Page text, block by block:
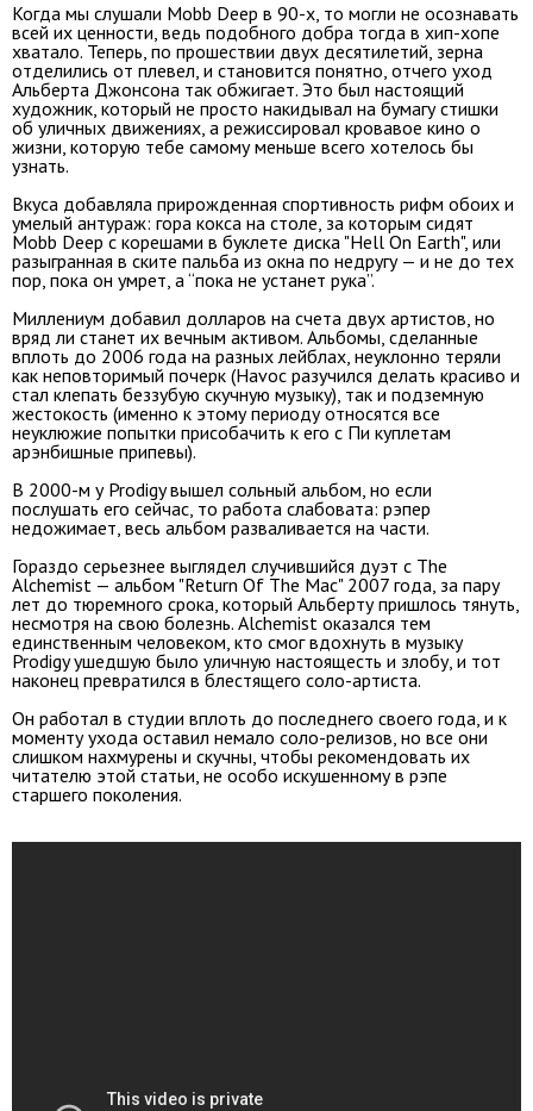
Когда мы слушали Mobb Deep в 90-х, то могли не осознавать
всей их ценности, ведь подобного добра тогда в хип-хопе
хватало. Теперь, по прошествии двух десятилетий, зерна
отделились от плевел, и становится понятно, отчего уход
Альберта Джонсона так обжигает. Это был настоящий
художник, который не просто накидывал на бумагу стишки
об уличных движениях, а режиссировал кровавое кино о
жизни, которую тебе самому меньше всего хотелось бы
узнать.
Вкуса добавляла прирожденная спортивность рифм обоих и
умелый антураж: гора кокса на столе, за которым сидят
Mobb Deep с корешами в буклете диска "Hell On Earth", или
разыгранная в ските пальба из окна по недругу — и не до тех
пор, пока он умрет, а “пока не устанет рука”.
Миллениум добавил долларов на счета двух артистов, но
вряд ли станет их вечным активом. Альбомы, сделанные
вплоть до 2006 года на разных лейблах, неуклонно теряли
как неповторимый почерк (Havoc разучился делать красиво и
стал клепать беззубую скучную музыку), так и подземную
жестокость (именно к этому периоду относятся все
неуклюжие попытки присобачить к его с Пи куплетам
арэнбишные припевы).
В 2000-м у Prodigy вышел сольный альбом, но если
послушать его сейчас, то работа слабовата: рэпер
недожимает, весь альбом разваливается на части.
Гораздо серьезнее выглядел случившийся дуэт с The
Alchemist — альбом "Return Of The Mac" 2007 года, за пару
лет до тюремного срока, который Альберту пришлось тянуть,
несмотря на свою болезнь. Alchemist оказался тем
единственным человеком, кто смог вдохнуть в музыку
Prodigy ушедшую было уличную настоящесть и злобу, и тот
наконец превратился в блестящего соло-артиста.
Он работал в студии вплоть до последнего своего года, и к
моменту ухода оставил немало соло-релизов, но все они
слишком нахмурены и скучны, чтобы рекомендовать их
читателю этой статьи, не особо искушенному в рэпе
старшего поколения.